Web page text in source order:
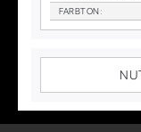
FARB­TON: